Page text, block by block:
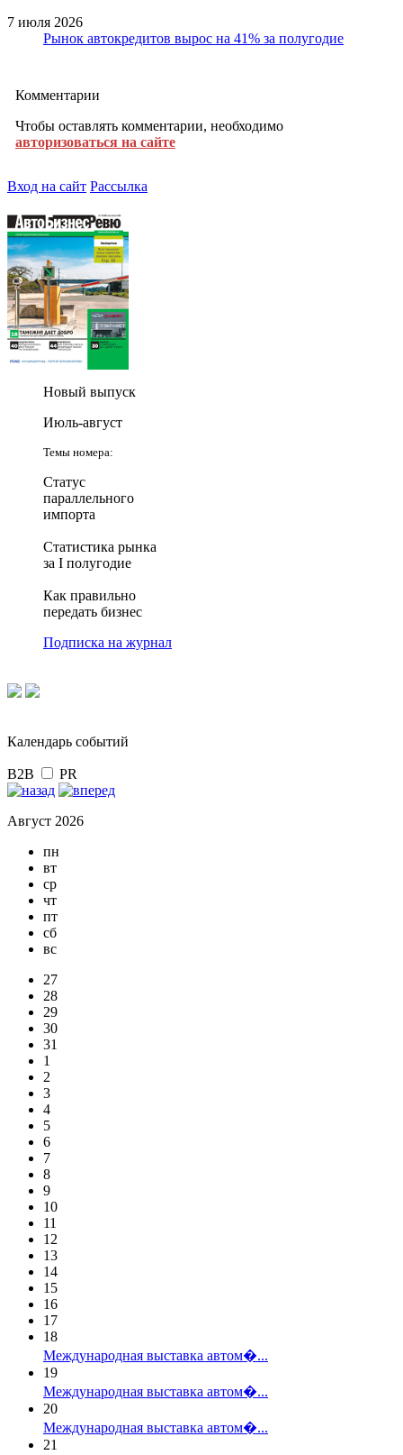
7 июля 2026
Рынок автокредитов вырос на 41% за полугодие
Комментарии
Чтобы оставлять комментарии, необходимо
авторизоваться на сайте
Вход на сайт Рассылка
Новый выпуск
Июль-август
Темы номера:
Статус
параллельного
импорта
Статистика рынка
за I полугодие
Как правильно
передать бизнес
Подписка на журнал
Календарь событий
B2B PR
Август 2026
пн
вт
ср
чт
пт
сб
вс
27
28
29
30
31
1
2
3
4
5
6
7
8
9
10
11
12
13
14
15
16
17
18
Международная выставка автом�...
19
Международная выставка автом�...
20
Международная выставка автом�...
21